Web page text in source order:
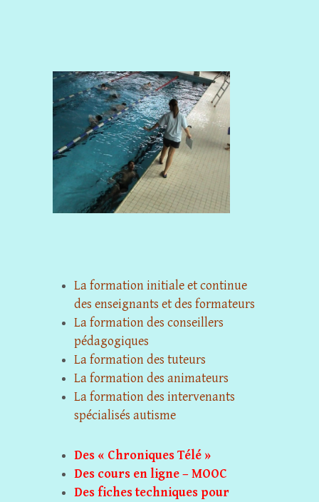
La formation initiale et continue
des enseignants et des formateurs
La formation des conseillers
pédagogiques
La formation des tuteurs
La formation des animateurs
La formation des intervenants
spécialisés autisme
Des « Chroniques Télé »
Des cours en ligne – MOOC
Des fiches techniques pour